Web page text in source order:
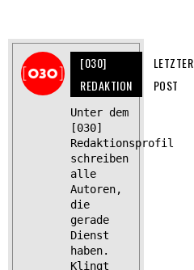
[030]
REDAKTION
LETZTER
POST
Unter dem
[030]
Redaktionsprofil
schreiben
alle
Autoren,
die
gerade
Dienst
haben.
Klingt